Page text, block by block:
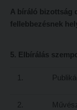
2026/2027. tanévre
Ösztöndíjak és egyéb
Átvétel más
Jelentkezési lapok,
2026/2027. tanévre
A bíráló bizottság
fellebbezésnek
5. Elbírálás
1.
2.